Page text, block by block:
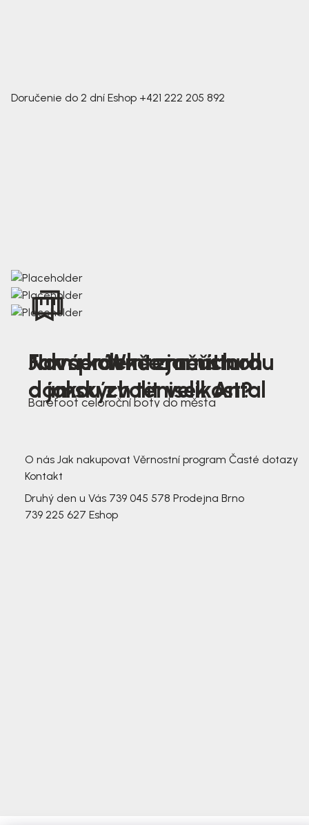
Doručenie do 2 dní Eshop +421 222 205 892
Nová kolekce jarních
dámských tenisek Antal
Jak správně změřit nohu
a jakou zvolit velikost?
Farmer Winter mustard
Barefoot celoroční boty do města
O nás Jak nakupovat Věrnostní program Časté dotazy
Kontakt
Druhý den u Vás 739 045 578 Prodejna Brno
739 225 627 Eshop